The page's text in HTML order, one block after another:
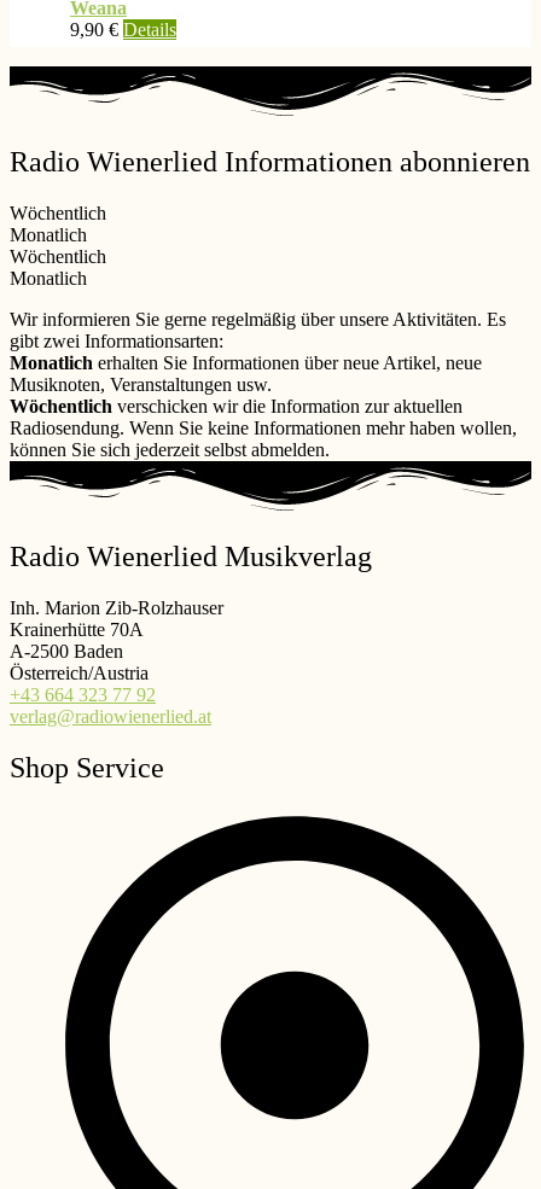
Weana
9,90 € Details
Radio Wienerlied Informationen abonnieren
Wöchentlich
Monatlich
Wöchentlich
Monatlich
Wir informieren Sie gerne regelmäßig über unsere Aktivitäten. Es
gibt zwei Informationsarten:
Monatlich erhalten Sie Informationen über neue Artikel, neue
Musiknoten, Veranstaltungen usw.
Wöchentlich verschicken wir die Information zur aktuellen
Radiosendung. Wenn Sie keine Informationen mehr haben wollen,
können Sie sich jederzeit selbst abmelden.
Radio Wienerlied Musikverlag
Inh. Marion Zib-Rolzhauser
Krainerhütte 70A
A-2500 Baden
Österreich/Austria
+43 664 323 77 92
verlag@radiowienerlied.at
Shop Service